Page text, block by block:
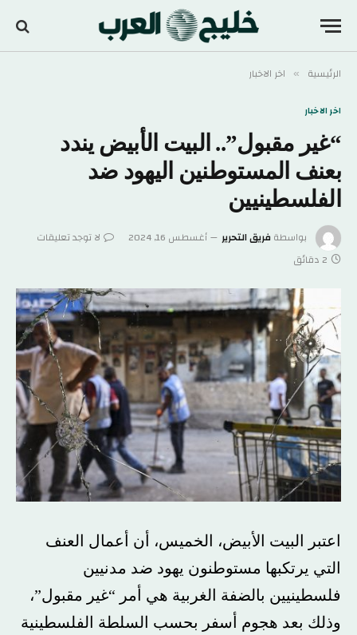
الرئيسية » اخر الاخبار
اخر الاخبار
“غير مقبول”.. البيت الأبيض يندد
بعنف المستوطنين اليهود ضد
الفلسطينيين
بواسطةفريق التحرير أغسطس 16, 2024
لا توجد تعليقات
2 دقائق
اعتبر البيت الأبيض، الخميس، أن أعمال العنف
التي يرتكبها مستوطنون يهود ضد مدنيين
فلسطينيين بالضفة الغربية هي أمر “غير مقبول”،
وذلك بعد هجوم أسفر بحسب السلطة الفلسطينية